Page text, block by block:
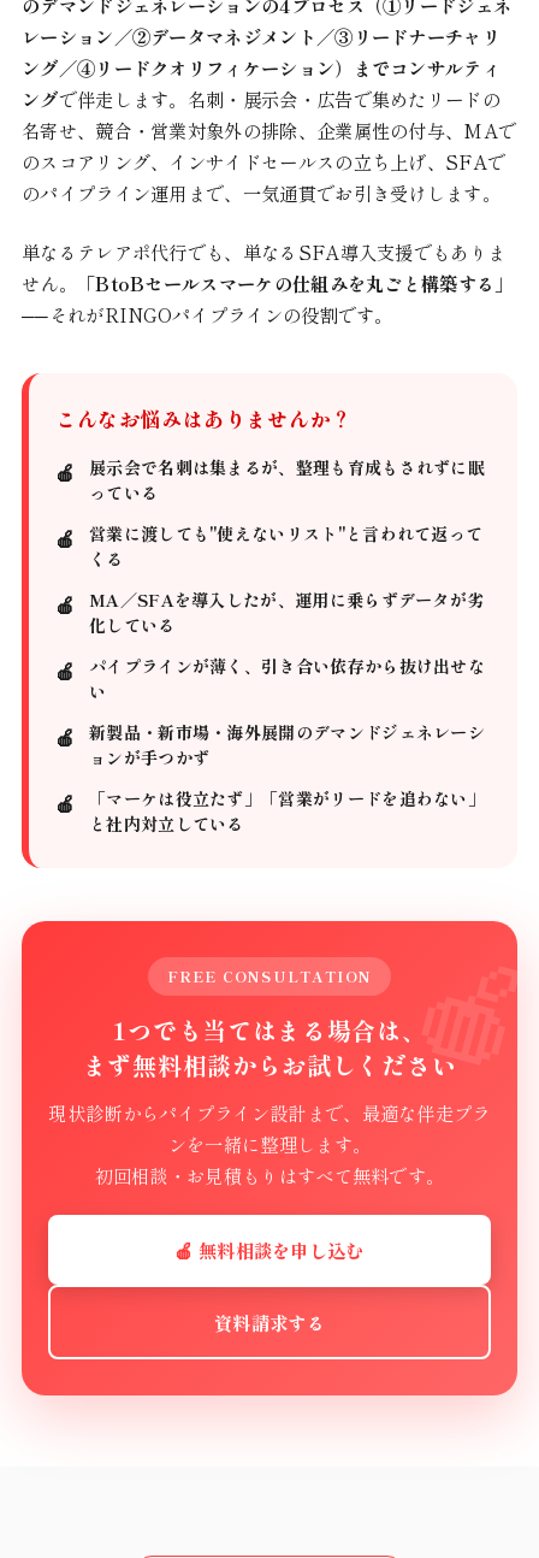
のデマンドジェネレーションの4プロセス（①リードジェネ
レーション／②データマネジメント／③リードナーチャリ
ング／④リードクオリフィケーション）までコンサルティ
ングで伴走します。名刺・展示会・広告で集めたリードの
名寄せ、競合・営業対象外の排除、企業属性の付与、MAで
のスコアリング、インサイドセールスの立ち上げ、SFAで
のパイプライン運用まで、一気通貫でお引き受けします。
単なるテレアポ代行でも、単なるSFA導入支援でもありま
せん。
「BtoBセールスマーケの仕組みを丸ごと構築する」
──それがRINGOパイプラインの役割です。
こんなお悩みはありませんか？
展示会で名刺は集まるが、整理も育成もされずに眠
っている
営業に渡しても"使えないリスト"と言われて返って
くる
MA／SFAを導入したが、運用に乗らずデータが劣
化している
パイプラインが薄く、引き合い依存から抜け出せな
い
新製品・新市場・海外展開のデマンドジェネレーシ
ョンが手つかず
「マーケは役立たず」「営業がリードを追わない」
と社内対立している
FREE CONSULTATION
1つでも当てはまる場合は、
まず無料相談からお試しください
現状診断からパイプライン設計まで、最適な伴走プラ
ンを一緒に整理します。
初回相談・お見積もりはすべて無料です。
🍎 無料相談を申し込む
資料請求する